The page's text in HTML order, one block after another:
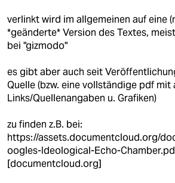
verlinkt wird im allgemeinen auf eine
*geänderte* Version des Textes,
bei "gizmodo"
es gibt aber auch seit
Quelle (bzw. eine vollständige pdf mit
Links/Quellenangaben u. Grafiken)
zu finden z.B. bei:
https://assets.documentcloud.org/
oogles-Ideological-Echo-
[documentcloud.org]